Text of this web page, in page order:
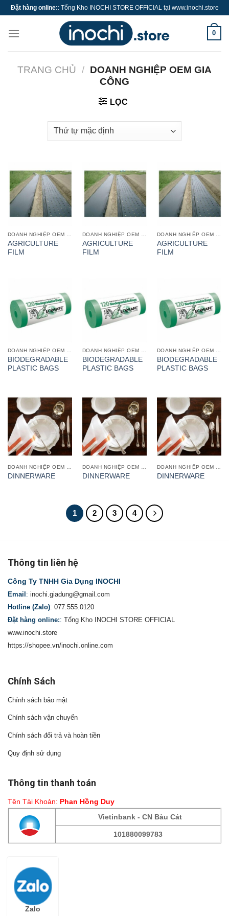
Skip
content
Đặt hàng online:: Tổng Kho INOCHI STORE OFFICIAL tại www.inochi.store
0
TRANG CHỦ / DOANH NGHIỆP OEM GIA
CÔNG
LỌC
AGRICULTURE
FILM
AGRICULTURE
FILM
AGRICULTURE
FILM
DOANH NGHIỆP OEM GIA CÔNG
BIODEGRADABLE
PLASTIC BAGS
DOANH NGHIỆP OEM GIA CÔNG
BIODEGRADABLE
PLASTIC BAGS
DOANH NGHIỆP OEM GIA CÔNG
BIODEGRADABLE
PLASTIC BAGS
DINNERWARE DINNERWARE DINNERWARE
1 2 3 4
Thông tin liên hệ
Công Ty TNHH Gia Dụng INOCHI
Email : inochi.giadung@gmail.com
Hotline (Zalo): 077.555.0120
Đặt hàng online:: Tổng Kho INOCHI STORE OFFICIAL
www.inochi.store
https://shopee.vn/inochi.online.com
Chính Sách
Chính sách bảo mật
Chính sách vận chuyển
Chính sách đổi trả và hoàn tiền
Quy định sử dụng
Thông tin thanh toán
Tên Tài Khoản: Phan Hồng Duy
Vietinbank - CN Bàu Cát
101880099783
Fanpage
Zalo